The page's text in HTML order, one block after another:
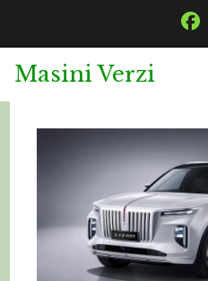
Masini Verzi